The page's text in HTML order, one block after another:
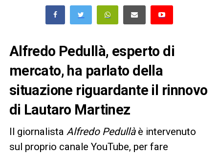
Alfredo Pedullà, esperto di
mercato, ha parlato della
situazione riguardante il rinnovo
di Lautaro Martinez
Il giornalista Alfredo Pedullà è intervenuto
sul proprio canale YouTube, per fare